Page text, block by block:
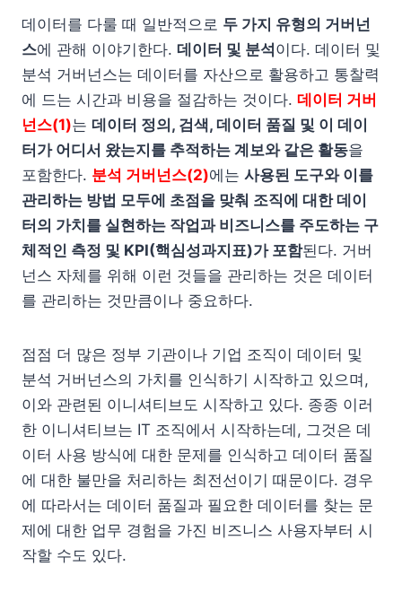
데이터를 다룰 때 일반적으로 두 가지 유형의 거버넌
스에 관해 이야기한다. 데이터 및 분석 이다. 데이터 및
분석 거버넌스는 데이터를 자산으로 활용하고 통찰력
에 드는 시간과 비용을 절감하는 것이다. 데이터 거버
넌스(1)는 데이터 정의, 검색, 데이터 품질 및 이 데이
터가 어디서 왔는지를 추적하는 계보와 같은 활동을
포함한다. 분석 거버넌스(2)에는 사용된 도구와 이를
관리하는 방법 모두에 초점을 맞춰 조직에 대한 데이
터의 가치를 실현하는 작업과 비즈니스를 주도하는 구
체적인 측정 및 KPI(핵심성과지표)가 포함된다. 거버
넌스 자체를 위해 이런 것들을 관리하는 것은 데이터
를 관리하는 것만큼이나 중요하다.
점점 더 많은 정부 기관이나 기업 조직이 데이터 및
분석 거버넌스의 가치를 인식하기 시작하고 있으며,
이와 관련된 이니셔티브도 시작하고 있다. 종종 이러
한 이니셔티브는 IT 조직에서 시작하는데, 그것은 데
이터 사용 방식에 대한 문제를 인식하고 데이터 품질
에 대한 불만을 처리하는 최전선이기 때문이다. 경우
에 따라서는 데이터 품질과 필요한 데이터를 찾는 문
제에 대한 업무 경험을 가진 비즈니스 사용자부터 시
작할 수도 있다.